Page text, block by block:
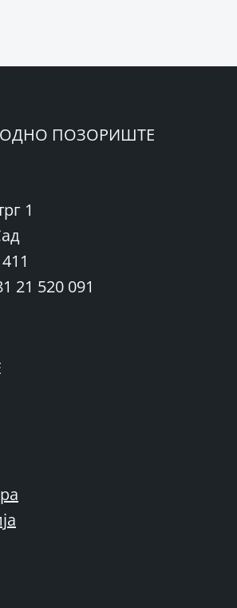
ПОЗОРИШТЕ
1
21 520 091